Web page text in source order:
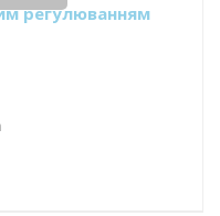
регулюванням